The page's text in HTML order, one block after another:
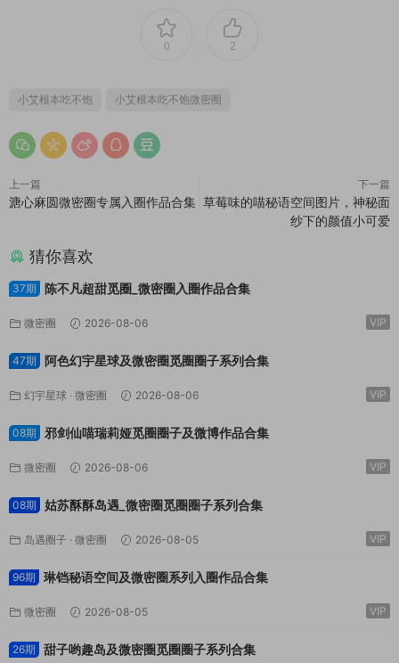
0 2
小艾根本吃不饱 小艾根本吃不饱微密圈
上一篇
溏心麻圆微密圈专属入圈作品合集
下一篇
草莓味的喵秘语空间图片，神秘面
纱下的颜值小可爱
猜你喜欢
37期 陈不凡超甜觅圈_微密圈入圈作品合集
微密圈 2026-08-06 VIP
47期 阿色幻宇星球及微密圈觅圈圈子系列合集
幻宇星球 · 微密圈 2026-08-06 VIP
08期 邪剑仙喵瑞莉娅觅圈圈子及微博作品合集
微密圈 2026-08-06 VIP
08期 姑苏酥酥岛遇_微密圈觅圈圈子系列合集
岛遇圈子 · 微密圈 2026-08-05 VIP
96期 琳铛秘语空间及微密圈系列入圈作品合集
微密圈 2026-08-05 VIP
26期 甜子哟趣岛及微密圈觅圈圈子系列合集